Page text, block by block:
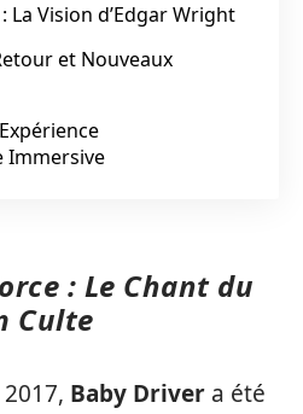
La Vision d’Edgar Wright
et Nouveaux
Immersive
: Le Chant du
Culte
Baby Driver a été